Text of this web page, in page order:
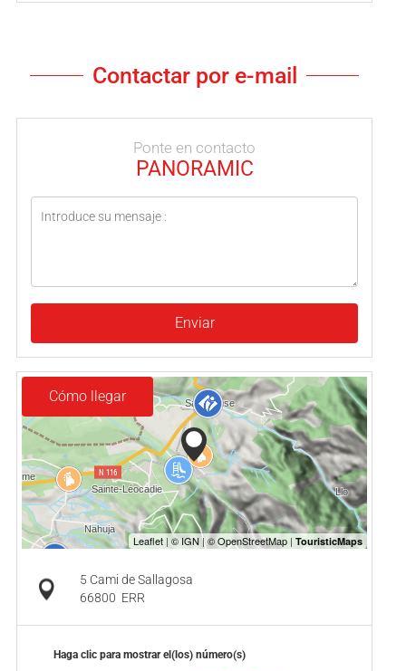
Contactar por e-mail
Ponte en contacto
PANORAMIC
Enviar
Cómo llegar
5 Cami de Sallagosa
66800 ERR
Haga clic para mostrar el(los) número(s)